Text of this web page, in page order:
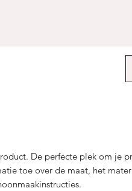
De perfecte plek om je
toe over de maat, het